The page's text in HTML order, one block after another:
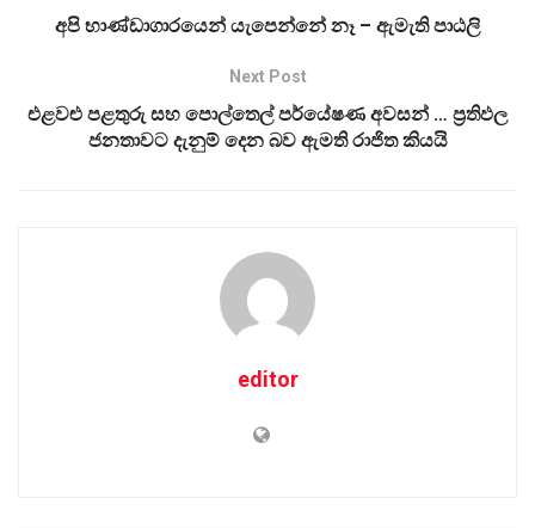
අපි භාණ්ඩාගාරයෙන් යැපෙන්නේ නෑ – ඇමැති පාඨලි
Next Post
එළවළු පළතුරු සහ පොල්තෙල් පර්යේෂණ අවසන් … ප්‍රතිඵල
ජනතාවට දැනුම් දෙන බව ඇමති රාජිත කියයි
editor